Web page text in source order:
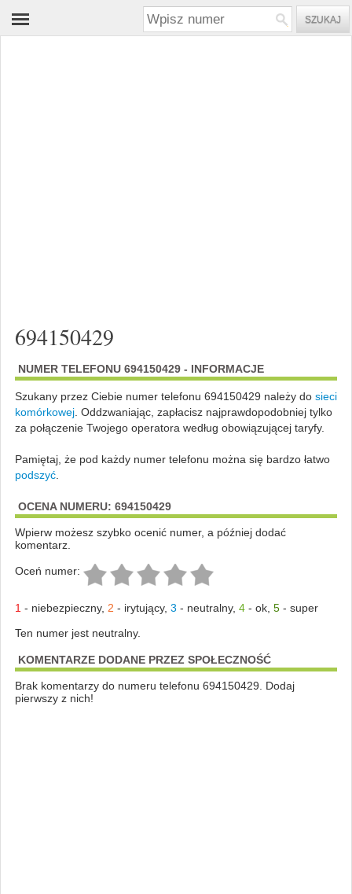
694150429
NUMER TELEFONU 694150429 - INFORMACJE
Szukany przez Ciebie numer telefonu 694150429 należy do sieci
komórkowej. Oddzwaniając, zapłacisz najprawdopodobniej tylko
za połączenie Twojego operatora według obowiązującej taryfy.
Pamiętaj, że pod każdy numer telefonu można się bardzo łatwo
podszyć.
OCENA NUMERU: 694150429
Wpierw możesz szybko ocenić numer, a później dodać
komentarz.
Oceń numer:
1 - niebezpieczny, 2 - irytujący, 3 - neutralny, 4- ok, 5- super
Ten numer jest neutralny.
KOMENTARZE DODANE PRZEZ SPOŁECZNOŚĆ
Brak komentarzy do numeru telefonu 694150429. Dodaj
pierwszy z nich!